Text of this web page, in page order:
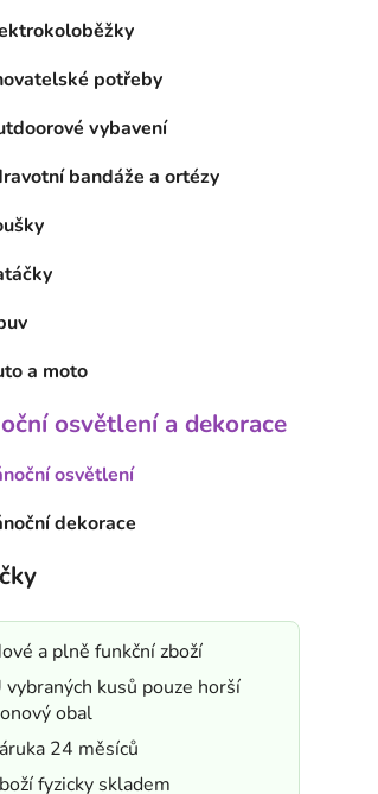
potřeby
vybavení
bandáže a ortézy
a moto
osvětlení a dekorace
osvětlení
dekorace
a plně funkční zboží
vybraných kusů pouze horší
obal
24 měsíců
fyzicky skladem